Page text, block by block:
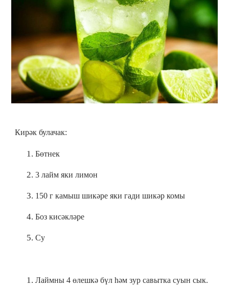
Кирәк булачак:
Бөтнек
3 лайм яки лимон
150 г камыш шикәре яки гади шикәр комы
Боз кисәкләре
Су
Лаймны 4 өлешкә бүл һәм зур савытка суын сык.